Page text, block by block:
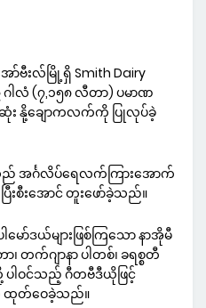
ဗီးလ်မြို့ရှိ Smith Dairy
ါလံ (၇,၁၅၈ လီတာ) ပမာဏ
း နို့ချောကလက်ကို ပြုလုပ်ခဲ့
ည် အင်္ဂလိပ်ရေလက်ကြားအောက်
ြီးစီးအောင် တူးဖော်ခဲ့သည်။
ော်ဒယ်များဖြစ်ကြသော နာအိုမီ
တက်ဂျာနာ ပါတစ်၊ ခရစ္စတီ
ပါဝင်သည့် ဂီတဗီဒီယိုဖြင့်
ကို ထုတ်ဝေခဲ့သည်။